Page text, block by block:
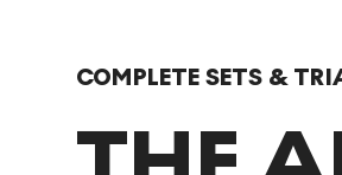
COMPLETE SETS &